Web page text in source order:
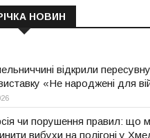
НОВИН
відкрили пересувну
«Не народжені для
чи порушення правил: що
вибухи на полігоні у